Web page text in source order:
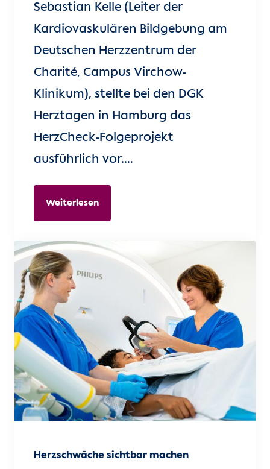
Sebastian Kelle (Leiter der
Kardiovaskulären Bildgebung am
Deutschen Herzzentrum der
Charité, Campus Virchow-
Klinikum), stellte bei den DGK
Herztagen in Hamburg das
HerzCheck-Folgeprojekt
ausführlich vor.…
Weiterlesen
Herzschwäche sichtbar machen